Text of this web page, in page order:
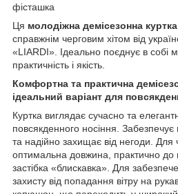
фісташка
Ця молодіжна демісезонна куртка
справжнім черговим хітом від
«LIARDI». Ідеально поєднує в собі
практичність і якість.
Комфортна та практична
ідеальний варіант для
Куртка виглядає сучасно та
повсякденного носіння.
та надійно захищає від негоди. Для
оптимальна довжина, практично до
застібка «блискавка». Для
захисту від попадання вітру на